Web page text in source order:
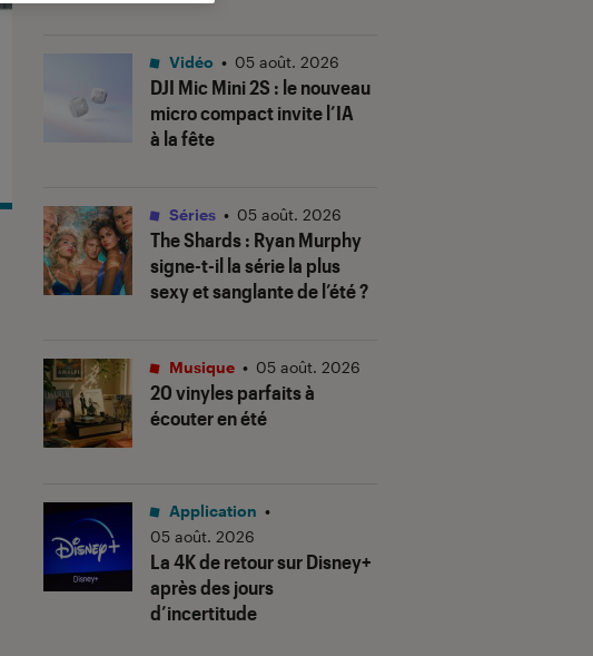
DJI Mic Mini 2S : le nouveau
micro compact invite l’IA
à la fête
Vidéo • 05 août. 2026
The Shards: Ryan Murphy
signe-t-il la série la plus
sexy et sanglante de l’été ?
Séries • 05 août. 2026
20 vinyles parfaits à
écouter en été
Musique • 05 août. 2026
La 4K de retour sur Disney+
après des jours
d’incertitude
Application •
05 août. 2026